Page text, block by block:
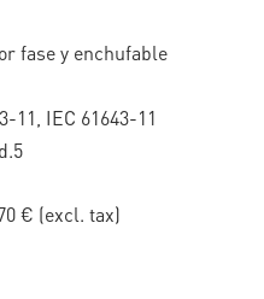
fase y enchufable
11, IEC 61643-11
€ (excl. tax)